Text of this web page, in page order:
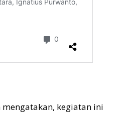
kegiatan ini